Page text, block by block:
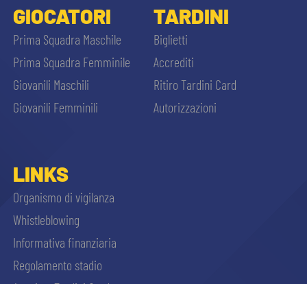
GIOCATORI
Prima Squadra Maschile
Prima Squadra Femminile
Giovanili Maschili
Giovanili Femminili
TARDINI
Biglietti
Accrediti
Ritiro Tardini Card
Autorizzazioni
LINKS
Organismo di vigilanza
Whistleblowing
Informativa finanziaria
Regolamento stadio